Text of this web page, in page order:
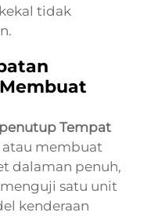
tidak
penutup Tempat
membuat
dalaman penuh,
satu unit
kenderaan